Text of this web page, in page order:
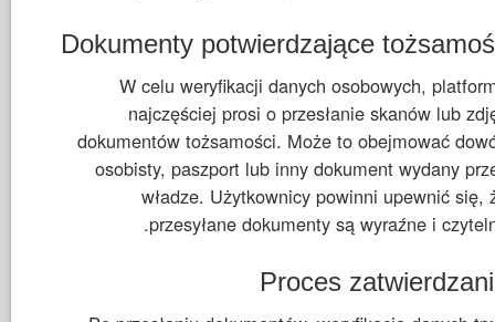
Dokumenty potwierdzające
W celu weryfikacji danych osobowych,
najczęściej prosi o przesłanie skanów lub
dokumentów tożsamości. Może to obejmować
osobisty, paszport lub inny dokument wydany
władze. Użytkownicy powinni upewnić się,
przesyłane dokumenty są wyraźne i
Proces